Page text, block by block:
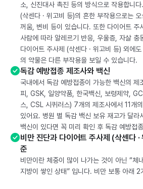
소, 신진대사 촉진 등의 방식으로 작용합니
(삭센다 · 위고비 등)의 흔한 부작용으로는
꺼움, 변비 등이 있습니다. 또한 다이어트 주
사람에 따라 알레르기 반응, 우울증, 자살 충
다이어트 주사제 (삭센다 · 위고비 등) 외에
의 약물은 다른 부작용을 보일 수 있습니다.
독감 예방접종 제조사와 백신
국내에서 독감 예방접종이 가능한 백신의
피, GSK, 일양약품, 한국백신, 보령제약,
스, CSL 시퀴러스) 7개의 제조사에서 11개
있어요. 병원 별 독감 백신 보유 재고가 달라
백신이 있다면 꼭 미리 확인 후 독감 예방접
비만 진단과 다이어트 주사제 (삭센다 ·
준
비만이란 체중이 많이 나가는 것이 아닌 “체
지방이 쌓인 상태” 입니다. 비만 보통 아래 2